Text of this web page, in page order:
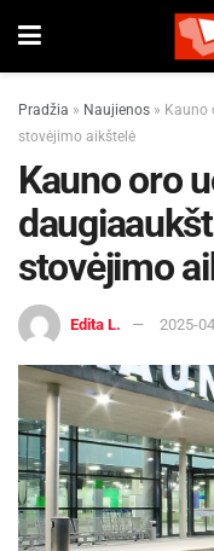
Pradžia » Naujienos » Kauno
stovėjimo aikštelė
Kauno oro
stovėjimo
Edita L. 2025-